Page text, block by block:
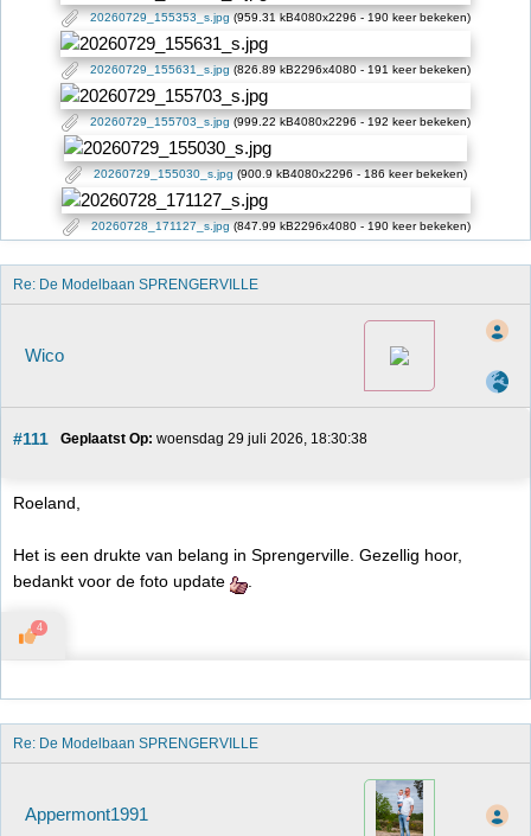
20260729_155353_s.jpg (959.31 kB4080x2296 - 190 keer bekeken)
20260729_155631_s.jpg (826.89 kB2296x4080 - 191 keer bekeken)
20260729_155703_s.jpg (999.22 kB4080x2296 - 192 keer bekeken)
20260729_155030_s.jpg (900.9 kB4080x2296 - 186 keer bekeken)
20260728_171127_s.jpg (847.99 kB2296x4080 - 190 keer bekeken)
Re: De Modelbaan SPRENGERVILLE
Wico
#111 Geplaatst Op: woensdag 29 juli 2026, 18:30:38
Roeland,
Het is een drukte van belang in Sprengerville. Gezellig hoor,
bedankt voor de foto update
.
4
Re: De Modelbaan SPRENGERVILLE
Appermont1991